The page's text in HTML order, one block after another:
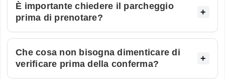
È importante chiedere il parcheggio
prima di prenotare?
Che cosa non bisogna dimenticare di
verificare prima della conferma?